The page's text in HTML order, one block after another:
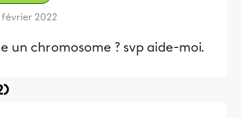
février 2022
un chromosome ? svp aide-moi.